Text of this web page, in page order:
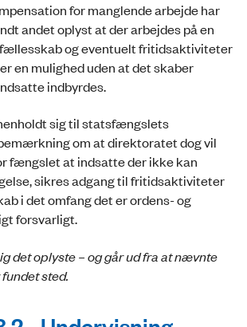
for manglende arbejde har
andet oplyst at der arbejdes på en
og eventuelt fritidsaktiviteter
en mulighed uden at det skaber
indbyrdes.
sig til statsfængslets
om at direktoratet dog vil
fængslet at indsatte der ikke kan
sikres adgang til fritidsaktiviteter
i det omfang det er ordens- og
forsvarligt.
det oplyste – og går ud fra at nævnte
sted.